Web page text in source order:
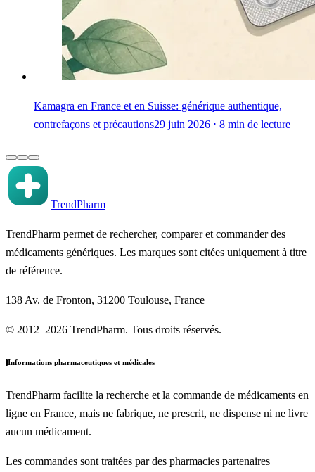
Kamagra en France et en Suisse: générique authentique,
contrefaçons et précautions29 juin 2026 ⋅ 8 min de lecture
TrendPharm
TrendPharm permet de rechercher, comparer et commander des
médicaments génériques. Les marques sont citées uniquement à titre
de référence.
138 Av. de Fronton, 31200 Toulouse, France
© 2012–2026 TrendPharm. Tous droits réservés.
Informations pharmaceutiques et médicales
TrendPharm facilite la recherche et la commande de médicaments en
ligne en France, mais ne fabrique, ne prescrit, ne dispense ni ne livre
aucun médicament.
Les commandes sont traitées par des pharmacies partenaires